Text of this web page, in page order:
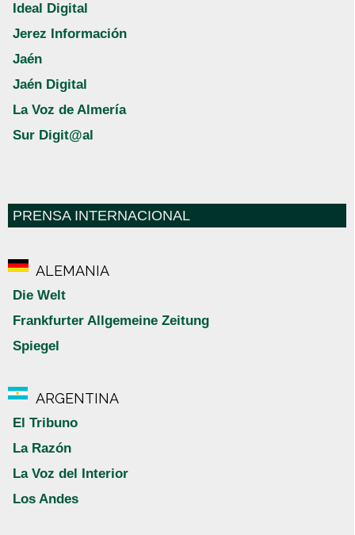
Ideal Digital
Jerez Información
Jaén
Jaén Digital
La Voz de Almería
Sur Digit@al
PRENSA INTERNACIONAL
ALEMANIA
Die Welt
Frankfurter Allgemeine Zeitung
Spiegel
ARGENTINA
El Tribuno
La Razón
La Voz del Interior
Los Andes